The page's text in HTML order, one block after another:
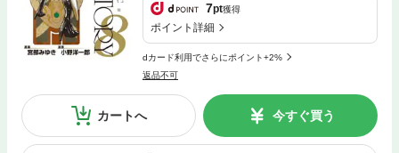
7pt獲得
ポイント詳細
dカード利用でさらにポイント+2%
返品不可
カートへ 今すぐ買う